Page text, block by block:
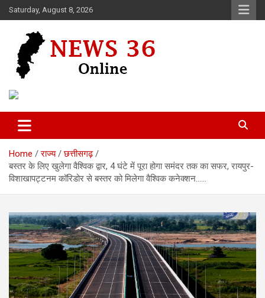
Skip
to
Saturday, August 8, 2026
News 36
Home राज्य
छत्तीसगढ़
बस्तर के लिए खुलेगा वैश्विक द्वार, 4 घंटे में पूरा होगा समंदर तक का सफर, रायपुर-
विशाखापट्टनम कॉरिडोर से बस्तर को मिलेगा वैश्विक कनेक्शन……